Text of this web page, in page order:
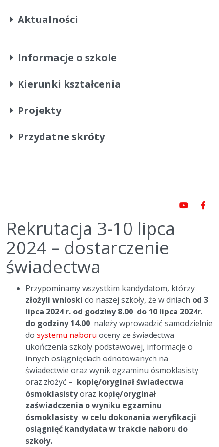
Aktualności
Informacje o szkole
Kierunki kształcenia
Projekty
Przydatne skróty
Rekrutacja 3-10 lipca
2024 – dostarczenie
świadectwa
Przypominamy wszystkim kandydatom, którzy
złożyli wnioski do naszej szkoły, że w dniach od 3
lipca 2024 r. od godziny 8.00 do 10 lipca 2024r.
do godziny 14.00 należy wprowadzić samodzielnie
do systemu naboru oceny ze świadectwa
ukończenia szkoły podstawowej, informacje o
innych osiągnięciach odnotowanych na
świadectwie oraz wynik egzaminu ósmoklasisty
oraz złożyć – kopię/oryginał świadectwa
ósmoklasistyoraz kopię/oryginał
zaświadczenia o wyniku egzaminu
ósmoklasisty w celu dokonania weryfikacji
osiągnięć kandydata w trakcie naboru do
szkoły.